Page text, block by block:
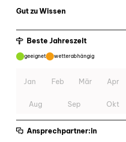
Gut zu Wissen
Beste Jahreszeit
geeignet wetterabhängig
Jan Feb Mär Apr
Aug Sep Okt
Ansprechpartner:in